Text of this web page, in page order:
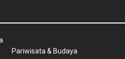
Pariwisata & Budaya